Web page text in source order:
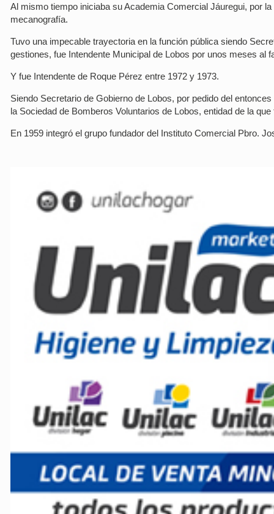
Al mismo tiempo iniciaba su Academia Comercial Jáuregui, por
mecanografía.
Tuvo una impecable trayectoria en la función pública siendo
gestiones, fue Intendente Municipal de Lobos por unos meses al
Y fue Intendente de Roque Pérez entre 1972 y 1973.
Siendo Secretario de Gobierno de Lobos, por pedido del
la Sociedad de Bomberos Voluntarios de Lobos, entidad de la
En 1959 integró el grupo fundador del Instituto Comercial Pbro.